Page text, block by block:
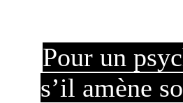
Pour un
s’il amène